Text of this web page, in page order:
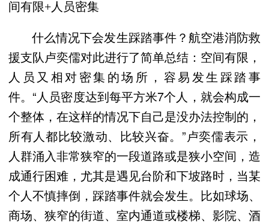
间有限+人员密集
什么情况下会发生踩踏事件？航空港消防救
援支队卢奕儒对此进行了简单总结：空间有限，
人员又相对密集的场所，容易发生踩踏事
件。“人员密度达到每平方米7个人，就会构成一
个整体，在这样的情况下自己是没办法控制的，
所有人都比较激动、比较兴奋。”卢奕儒表示，
人群涌入非常狭窄的一段道路或是狭小空间，造
成通行困难，尤其是遇见台阶和下坡路时，当某
个人不慎摔倒，踩踏事件就会发生。比如球场、
商场、狭窄的街道、室内通道或楼梯、影院、酒